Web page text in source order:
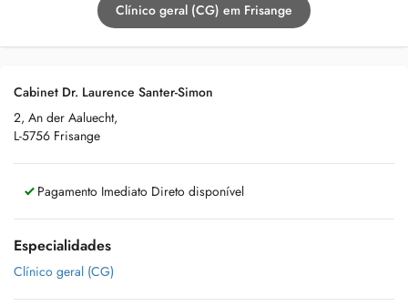
Clínico geral (CG) em Frisange
Cabinet Dr. Laurence Santer-Simon
2, An der Aaluecht,
L-5756 Frisange
Pagamento Imediato Direto disponível
Especialidades
Clínico geral (CG)